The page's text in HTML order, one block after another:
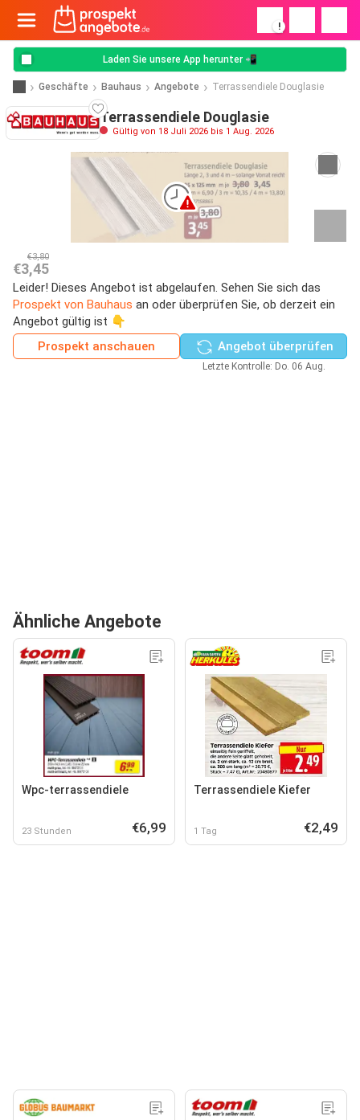
!
Laden Sie unsere App herunter 📲
Geschäfte Bauhaus Angebote Terrassendiele Douglasie
Terrassendiele Douglasie
Gültig von 18 Juli 2026 bis 1 Aug. 2026
€3,80
€3,45
Leider! Dieses Angebot ist abgelaufen. Sehen Sie sich das
Prospekt von Bauhaus an oder überprüfen Sie, ob derzeit ein
Angebot gültig ist 👇
Prospekt anschauen
Angebot überprüfen
Letzte Kontrolle: Do. 06 Aug.
Ähnliche Angebote
Wpc-terrassendiele
23 Stunden €6,99
Terrassendiele Kiefer
1 Tag €2,49